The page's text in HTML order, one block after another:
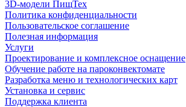
3D-модели ПищТех
Политика конфиденциальности
Пользовательское соглашение
Полезная информация
Услуги
Проектирование и комплексное оснащение
Обучение работе на пароконвектомате
Разработка меню и технологических карт
Установка и сервис
Поддержка клиента